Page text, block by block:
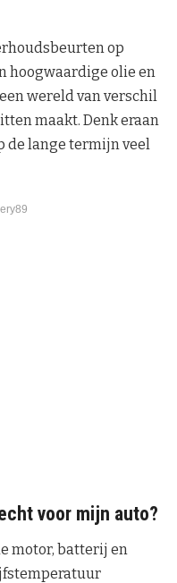
op
hoogwaardige olie en
wereld van verschil
maakt. Denk eraan
de lange termijn veel
voor mijn auto?
motor, batterij en